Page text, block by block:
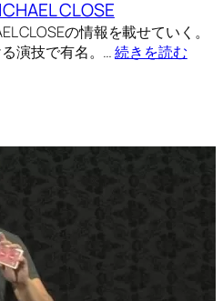
CLOSE
CLOSEの情報を載せていく。
演技で有名。…続きを読む